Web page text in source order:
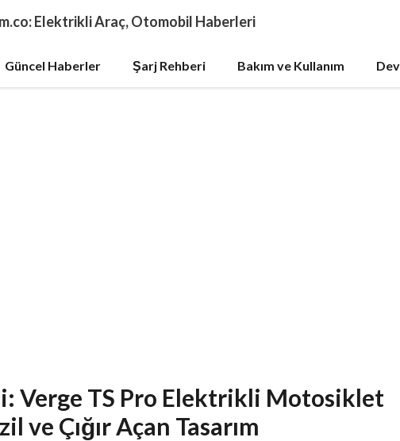
Elektrikli Araç, Otomobil Haberleri
Güncel Haberler Şarj Rehberi Bakım ve Kullanım
Verge TS Pro Elektrikli Motosiklet
ve Çığır Açan Tasarım